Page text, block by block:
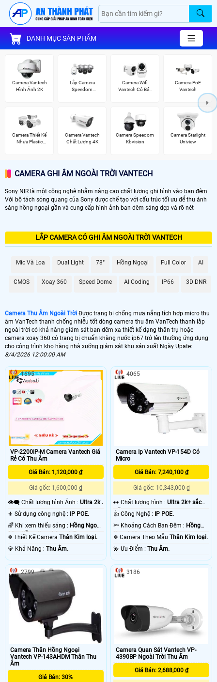
DANH MỤC SẢN PHẨM
Camera Vantech
Hình Ảnh 2K
Lắp Camera
Speedom
Camera Wifi
Vantech Có Báo
Camera PoE
Vantech
Camera Thiết Kế
Nhựa Plastic
Camera Vantech
Chất Lượng 4K
Camera Speedom
Kbvision
Camera Starlight
Uniview
CAMERA GHI ÂM NGOÀI TRỜI VANTECH
Sony NIR là một công nghệ nhằm nâng cao chất lượng ghi hình vào ban đêm.
Với bộ tách sóng quang của Sony được chế tạo với cấu trúc tối ưu để thu ánh
sáng hồng ngoại gần và cung cấp hình ảnh ban đêm sáng đẹp và rõ nét
LẮP CAMERA CÓ GHI ÂM NGOÀI TRỜI VANTECH
Mic Và Loa Dual Light 78° Hồng Ngoại Full Color AI
CMOS Xoay 360 Speed Dome AI Coding IP66 3D DNR
Camera Thu Âm Ngoài Trời Được trang bị chống mưa nắng tích hợp micro thu
âm VanTech thanh chống nhiễu tốt dòng camera thu âm VanTech thanh lắp
ngoài trời có khả năng giám sát ban đêm xa thiết kế dạng thân trụ hoặc
camera xoay 360 có trang bị chuẩn khàng nước ip67 trở lên thường ứng dụng
cho công trình kho hàng nhà xưởng giám sát khu sản xuất Ngày Upate:
8/4/2026 12:00:00 AM
VP-2200IP-M Camera Vantech Giá
Rẻ Có Thu Âm
Giá Bán: 1,120,000 ₫
Giá gốc: 1,600,000 ₫
👁️‍🗨 Chất lượng hình Ảnh : Ultra 2k .
⚜️ Sử dụng công nghệ :
IP POE.
🌈 Khi xem thiếu sáng : Hồng Ngoại
30m Hồng Ngoại Smart IR.
❄ Thiết Kế Camera Thân Kim loại.
️💎 Khả Năng : Thu Âm.
1695
Camera Ip Vantech VP-154D Có
Micro
Giá Bán: 7,240,100 ₫
Giá gốc: 10,343,000 ₫
️👀 Chất lượng hình :Ultra 2k+ sắc
nét .
👍 Công Nghệ :
IP POE.
🔦 Khoảng Cách Ban Đêm : Hồng
Ngoại 60m Led Array.
❄ Camera Theo MẫuThân Kim loại.
️💫 Ưu Điểm :Thu Âm.
4065
Camera Thân Hồng Ngoại
Vantech VP-143AHDM Thân Thu
Âm
Giá Bán: 30%
2799
Camera Quan Sát Vantech VP-
4390BP Ngoài Trời Thu Âm
Giá Bán: 2,688,000 ₫
3186